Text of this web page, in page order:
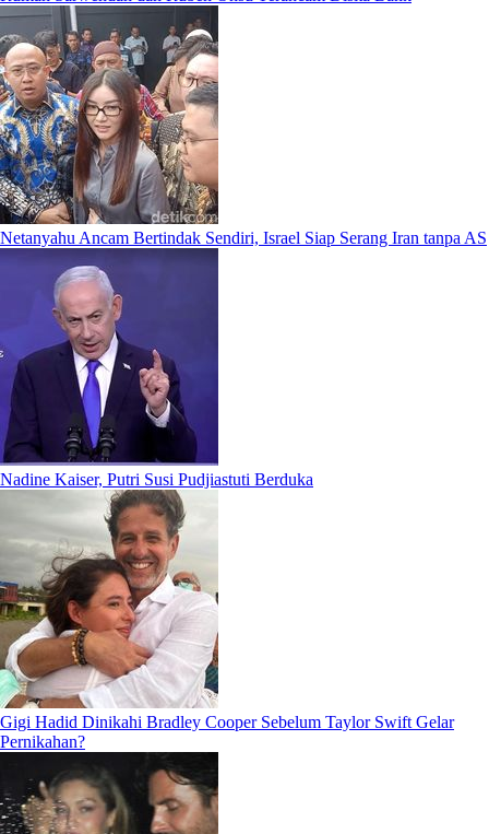
Netanyahu Ancam Bertindak Sendiri, Israel Siap Serang Iran tanpa AS
Nadine Kaiser, Putri Susi Pudjiastuti Berduka
Gigi Hadid Dinikahi Bradley Cooper Sebelum Taylor Swift Gelar
Pernikahan?